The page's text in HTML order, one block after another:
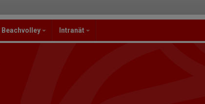
Beachvolley Intranät